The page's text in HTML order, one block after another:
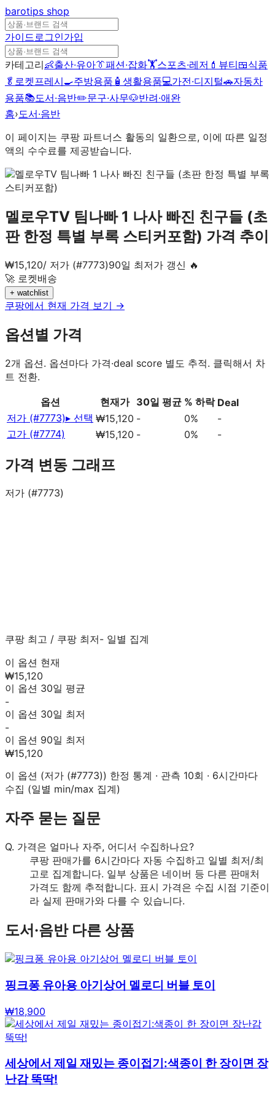
barotips shop
가이드로그인가입
카테고리👶출산·유아👔패션·잡화🏋️스포츠·레저 💄 뷰티🍱식품
🥬 로켓프레시🍳주방용품 🧴 생활용품💻가전·디지털🚗자동차
용품📚도서·음반✏️문구·사무🐶반려·애완
홈›도서·음반
이 페이지는 쿠팡 파트너스 활동의 일환으로, 이에 따른 일정
액의 수수료를 제공받습니다.
멜로우TV 팀나빠 1 나사 빠진 친구들 (초
판 한정 특별 부록 스티커포함) 가격 추이
₩15,120/ 저가 (#7773)90일 최저가 갱신 🔥
🚀 로켓배송
+ watchlist
쿠팡에서 현재 가격 보기 →
옵션별 가격
2개 옵션. 옵션마다 가격·deal score 별도 추적. 클릭해서 차
트 전환.
옵션 현재가 30일 평균 % 하락 Deal
저가 (#7773)▸ 선택 ₩15,120 - 0%
-
고가 (#7774)
₩15,120 - 0% -
가격 변동 그래프
저가 (#7773)
쿠팡 최고 / 쿠팡 최저- 일별 집계
이 옵션 현재
₩15,120
이 옵션 30일 평균
-
이 옵션 30일 최저
-
이 옵션 90일 최저
₩15,120
이 옵션 (저가 (#7773)) 한정 통계 · 관측 10회 · 6시간마다
수집 (일별 min/max 집계)
자주 묻는 질문
Q. 가격은 얼마나 자주, 어디서 수집하나요?
쿠팡 판매가를 6시간마다 자동 수집하고 일별 최저/최
고로 집계합니다. 일부 상품은 네이버 등 다른 판매처
가격도 함께 추적합니다. 표시 가격은 수집 시점 기준이
라 실제 판매가와 다를 수 있습니다.
도서·음반다른 상품
핑크퐁 유아용 아기상어 멜로디 버블 토이
₩18,900
세상에서 제일 재밌는 종이접기:색종이 한 장이면 장
난감 뚝딱!